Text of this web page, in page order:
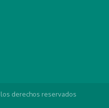
los derechos reservados